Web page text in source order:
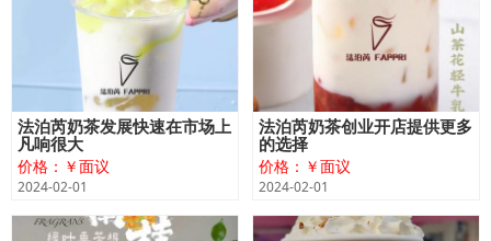
法泊芮奶茶发展快速在市场上
凡响很大
价格：￥面议
2024-02-01
法泊芮奶茶创业开店提供更多
的选择
价格：￥面议
2024-02-01